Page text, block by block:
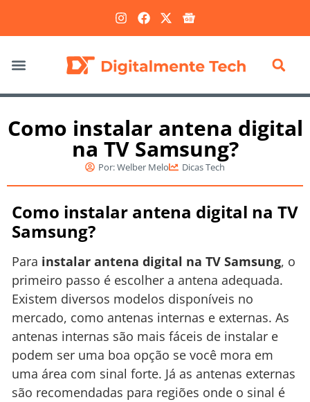
Como instalar antena digital
na TV Samsung?
Por:Welber Melo Dicas Tech
Como instalar antena digital na TV
Samsung?
Para instalar antena digital na TV Samsung, o
primeiro passo é escolher a antena adequada.
Existem diversos modelos disponíveis no
mercado, como antenas internas e externas. As
antenas internas são mais fáceis de instalar e
podem ser uma boa opção se você mora em
uma área com sinal forte. Já as antenas externas
são recomendadas para regiões onde o sinal é